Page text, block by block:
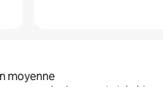
moyenne